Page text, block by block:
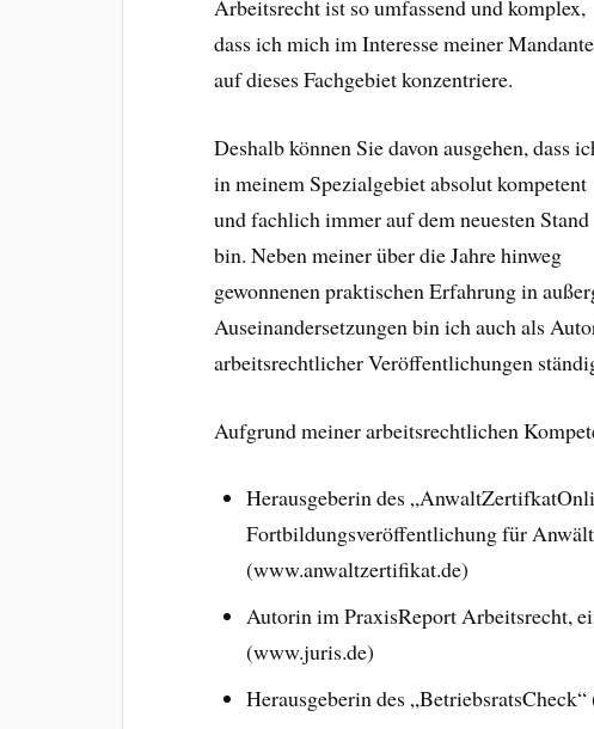
Arbeitsrecht ist so umfassend und komplex,
dass ich mich im Interesse meiner
auf dieses Fachgebiet konzentriere.
Deshalb können Sie davon ausgehen, dass
in meinem Spezialgebiet absolut kompetent
und fachlich immer auf dem neuesten Stand
bin. Neben meiner über die Jahre hinweg
gewonnenen praktischen Erfahrung in
Auseinandersetzungen bin ich auch als
arbeitsrechtlicher Veröffentlichungen
Aufgrund meiner arbeitsrechtlichen
Herausgeberin des
Fortbildungsveröffentlichung für
(www.anwaltzertifikat.de)
Autorin im PraxisReport Arbeitsrecht,
(www.juris.de)
Herausgeberin des